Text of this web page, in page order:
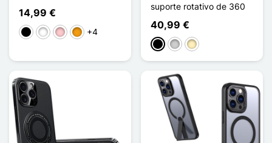
14,99 €
PretoBrancoRosaLaranja
+4
suporte rotativo de 360
40,99 €
PretoPrataOuro